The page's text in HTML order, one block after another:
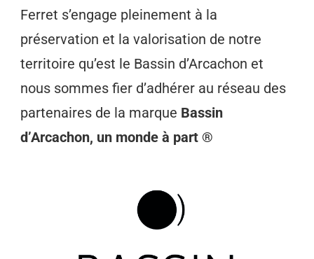
Ferret s’engage pleinement à la
préservation et la valorisation de notre
territoire qu’est le Bassin d’Arcachon et
nous sommes fier d’adhérer au réseau des
partenaires de la marque Bassin
d’Arcachon, un monde à part ®